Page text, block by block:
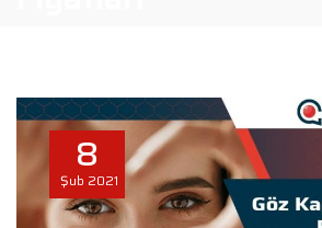
8
Şub 2021